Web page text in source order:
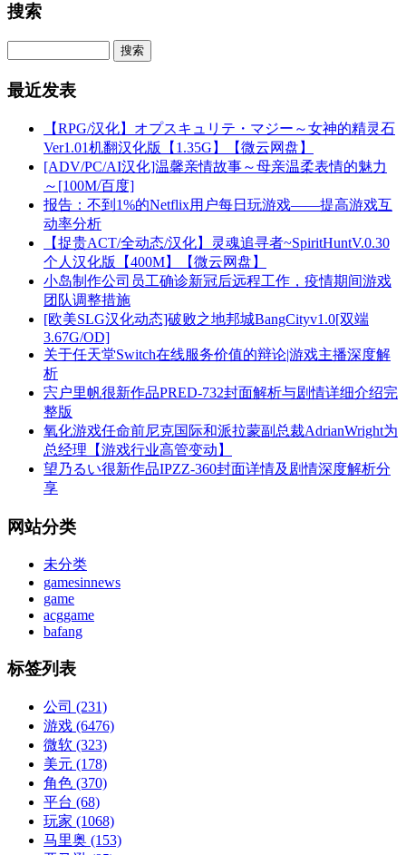
搜索
最近发表
【RPG/汉化】オプスキュリテ・マジー～女神的精灵石
Ver1.01机翻汉化版【1.35G】【微云网盘】
[ADV/PC/AI汉化]温馨亲情故事～母亲温柔表情的魅力
～[100M/百度]
报告：不到1%的Netflix用户每日玩游戏——提高游戏互
动率分析
【捉贵ACT/全动态/汉化】灵魂追寻者~SpiritHuntV.0.30
个人汉化版【400M】【微云网盘】
小岛制作公司员工确诊新冠后远程工作，疫情期间游戏
团队调整措施
[欧美SLG汉化动态]破败之地邦城BangCityv1.0[双端
3.67G/OD]
关于任天堂Switch在线服务价值的辩论|游戏主播深度解
析
宍户里帆很新作品PRED-732封面解析与剧情详细介绍完
整版
氧化游戏任命前尼克国际和派拉蒙副总裁AdrianWright为
总经理【游戏行业高管变动】
望乃るい很新作品IPZZ-360封面详情及剧情深度解析分
享
网站分类
未分类
gamesinnews
game
acggame
bafang
标签列表
公司 (231)
游戏 (6476)
微软 (323)
美元 (178)
角色 (370)
平台 (68)
玩家 (1068)
马里奥 (153)